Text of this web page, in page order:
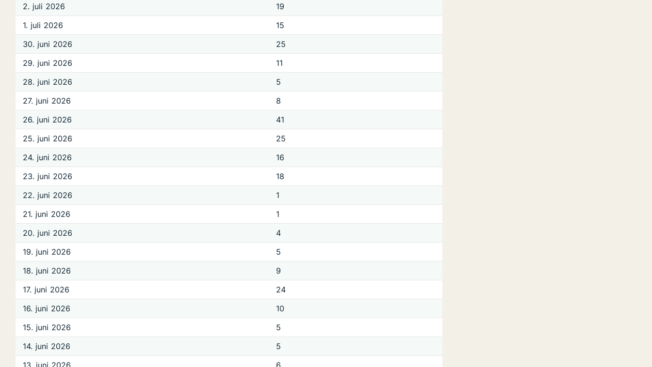
2. juli 2026
19
1. juli 2026
15
30. juni 2026
25
29. juni 2026
11
28. juni 2026
5
27. juni 2026
8
26. juni 2026
41
25. juni 2026
25
24. juni 2026
16
23. juni 2026
18
22. juni 2026
1
21. juni 2026
1
20. juni 2026
4
19. juni 2026
5
18. juni 2026
9
17. juni 2026
24
16. juni 2026
10
15. juni 2026
5
14. juni 2026
5
13. juni 2026
6